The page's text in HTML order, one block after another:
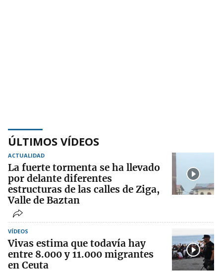
ÚLTIMOS VÍDEOS
ACTUALIDAD
La fuerte tormenta se ha llevado
por delante diferentes
estructuras de las calles de Ziga,
Valle de Baztan
VÍDEOS
Vivas estima que todavía hay
entre 8.000 y 11.000 migrantes
en Ceuta